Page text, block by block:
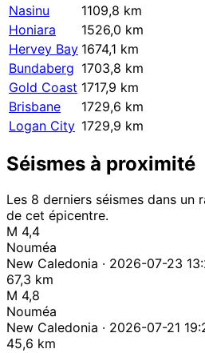
Nasinu
1109,8 km
Honiara
1526,0 km
Hervey Bay 1674,1 km
Bundaberg 1703,8 km
Gold Coast 1717,9 km
Brisbane
1729,6 km
Logan City 1729,9 km
Séismes à proximité
Les 8 derniers séismes dans un
de cet épicentre.
M 4,4
Nouméa
New Caledonia · 2026-07-23
67,3 km
M 4,8
Nouméa
New Caledonia · 2026-07-21
45,6 km